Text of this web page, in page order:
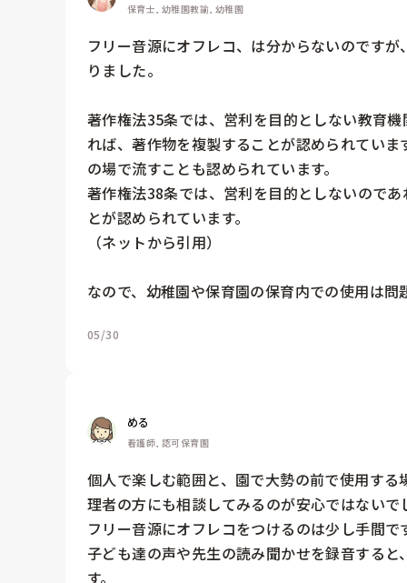
保育士, 幼稚園教諭, 幼稚園
フリー音源にオフレコ、は分からないのです
りました。
著作権法35条では、営利を目的としない教育
れば、著作物を複製することが認められてい
の場で流すことも認められています。
著作権法38条では、営利を目的としないので
とが認められています。
（ネットから引用）
なので、幼稚園や保育園の保育内での使用は問
05/30
める
看護師, 認可保育園
個人で楽しむ範囲と、園で大勢の前で使用す
理者の方にも相談してみるのが安心ではないで
フリー音源にオフレコをつけるのは少し手間
子ども達の声や先生の読み聞かせを録音する
す。